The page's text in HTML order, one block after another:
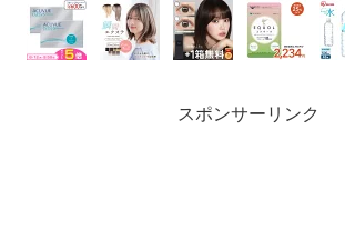
スポンサーリンク